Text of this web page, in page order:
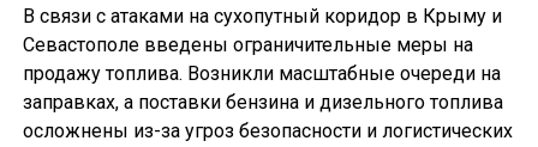
В связи с атаками на сухопутный коридор в Крыму и
Севастополе введены ограничительные меры на
продажу топлива. Возникли масштабные очереди на
заправках, а поставки бензина и дизельного топлива
осложнены из-за угроз безопасности и логистических